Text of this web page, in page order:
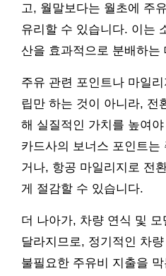
고, 월말보다는 월초에 주
유리할 수 있습니다. 이는
산을 효과적으로 분배하는
주유 관련 포인트나 마일
립만 하는 것이 아니라, 전
해 실질적인 가치를 높여
카드사의 보너스 포인트
거나, 항공 마일리지로 전
게 절감할 수 있습니다.
더 나아가, 차량 연식 및
달라지므로, 정기적인 차
불필요한 주유비 지출을